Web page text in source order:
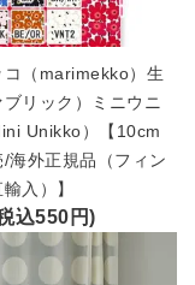
コ（marimekko）生
リック）ミニウニ
Unikko）【10cm
海外正規品（フィン
入）】
込550円)